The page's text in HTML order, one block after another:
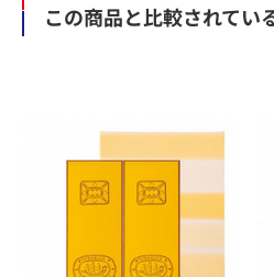
この商品と比較されてい